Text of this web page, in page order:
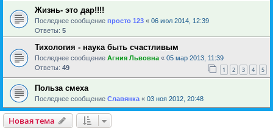
Жизнь- это дар!!!!
Последнее сообщение просто 123 « 06 июл 2014, 12:39
Ответы: 5
Тихология - наука быть счастливым
Последнее сообщение Агния Львовна « 05 мар 2013, 11:39
Ответы: 49 1 2 3 4 5
Польза смеха
Последнее сообщение Славянка « 03 ноя 2012, 20:48
Новая тема